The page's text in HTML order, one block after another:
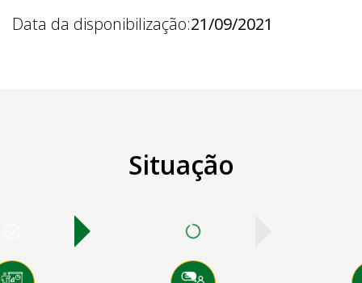
Data da disponibilização:21/09/2021
Situação